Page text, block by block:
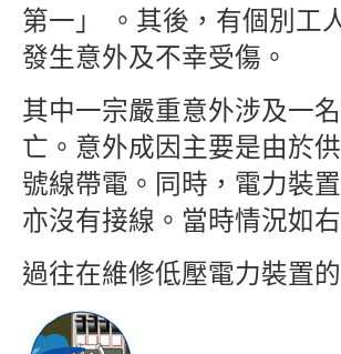
第一」 。其後，有個別工
發生意外及不幸受傷。
其中一宗嚴重意外涉及一
亡。意外成因主要是由於
號線帶電。同時，電力裝
亦沒有接線。當時情況如右
過往在維修低壓電力裝置